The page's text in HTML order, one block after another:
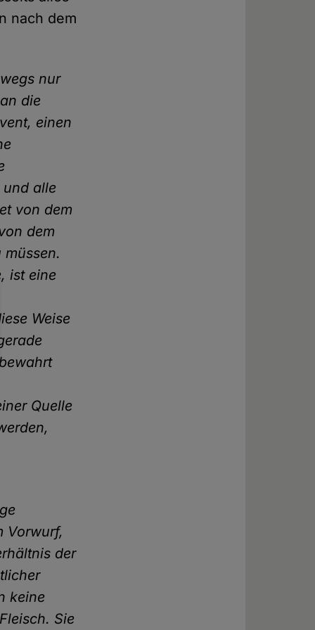
nach dem
nur
die
einen
alle
von dem
dem
ist eine
Weise
Quelle
Vorwurf,
der
keine
Sie